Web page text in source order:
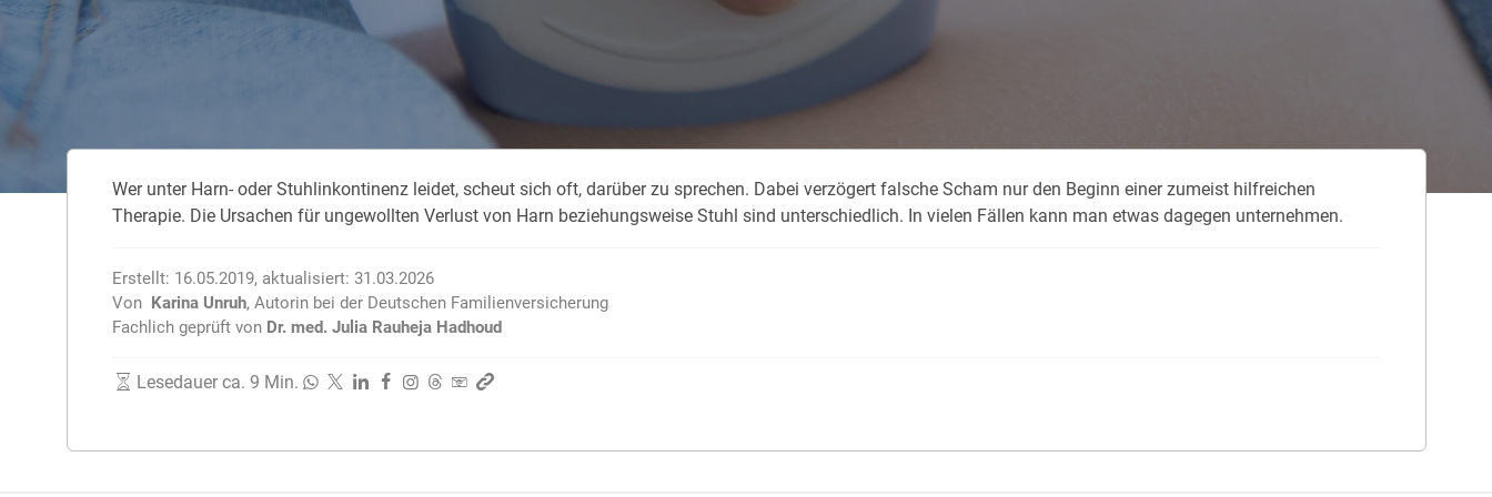
Zahnzusatzversicherung
Zahnzusatzversicherung für Kinder
Rasseportrait des Dackels
Würmer, Wurmkur & Entwurmung
Tierarztkosten für Hunde 2025
Packliste Urlaub
Portugal Urlaub
Ausfalldeckung in der Haftpflicht
Kurzschluss und Überspannung
Wer unter Harn- oder Stuhlinkontinenz leidet, scheut sich oft, darüber zu sprechen. Dabei verzögert falsche Scham nur den Beginn einer zumeist hilfreichen
Therapie. Die Ursachen für ungewollten Verlust von Harn beziehungsweise Stuhl sind unterschiedlich. In vielen Fällen kann man etwas dagegen unternehmen.
Erstellt: 16.05.2019, aktualisiert: 31.03.2026
Von Karina Unruh, Autorin bei der Deutschen Familienversicherung
Fachlich geprüft von Dr. med. Julia Rauheja Hadhoud
Lesedauer ca. 9 Min.